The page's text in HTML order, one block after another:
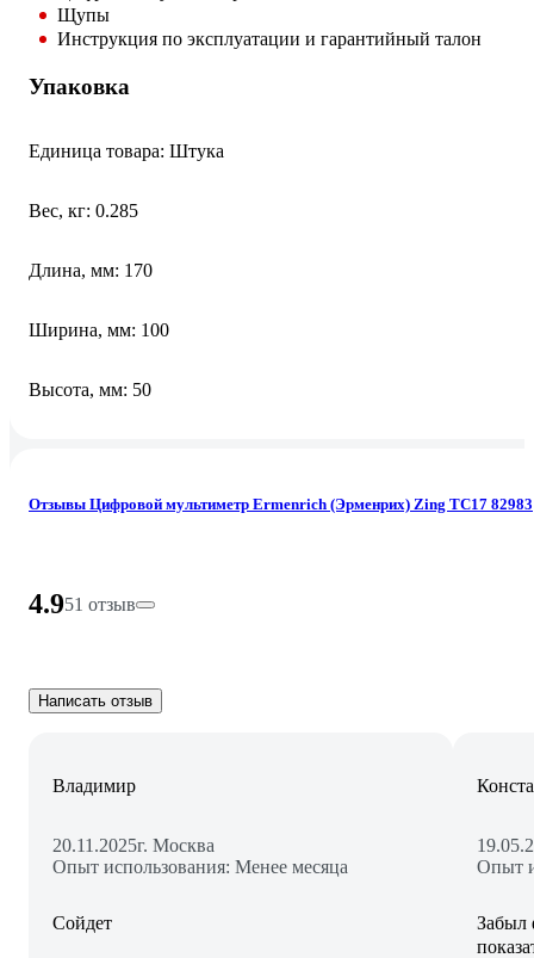
Щупы
Инструкция по эксплуатации и гарантийный талон
Упаковка
Единица товара: Штука
Вес, кг: 0.285
Длина, мм: 170
Ширина, мм: 100
Высота, мм: 50
Отзывы Цифровой мультиметр Ermenrich (Эрменрих) Zing TC17 82983
4.951 отзыв
Написать отзыв
Владимир
20.11.2025г. Москва
Опыт использования: Менее месяца
Сойдет
Опыт
Забыл